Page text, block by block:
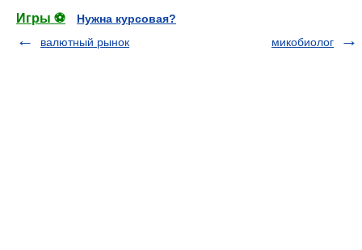
Игры ⚽
Нужна курсовая?
валютный рынок
микобиолог